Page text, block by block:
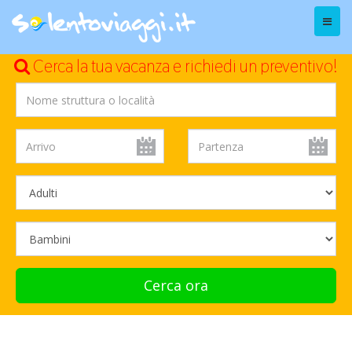
Menu
Cerca la tua vacanza e richiedi un preventivo!
Cerca ora